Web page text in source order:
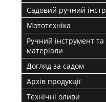
Садовий ручний
Мототехніка
Ручний інструмент та
матеріали
Догляд за садом
Архів продукції
Технічні оливи